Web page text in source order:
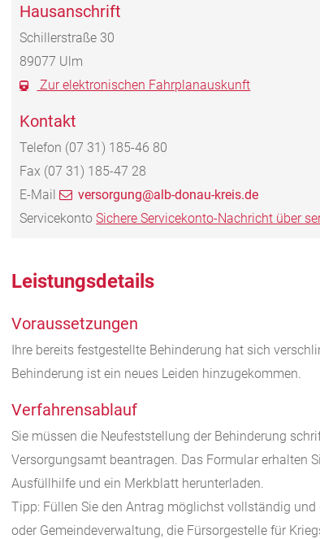
Hausanschrift
Schillerstraße 30
89077 Ulm
Zur elektronischen Fahrplanauskunft
Kontakt
Telefon (07 31) 185-46 80
Fax (07 31) 185-47 28
E-Mail
versorgung@alb-donau-kreis.de
Servicekonto Sichere Servicekonto-Nachricht über
Leistungsdetails
Voraussetzungen
Ihre bereits festgestellte Behinderung hat sich
Behinderung ist ein neues Leiden hinzugekommen.
Verfahrensablauf
Sie müssen die Neufeststellung der Behinderung
Versorgungsamt beantragen. Das Formular erhalten
Ausfüllhilfe und ein Merkblatt herunterladen.
Tipp: Füllen Sie den Antrag möglichst vollständig
oder Gemeindeverwaltung, die Fürsorgestelle für